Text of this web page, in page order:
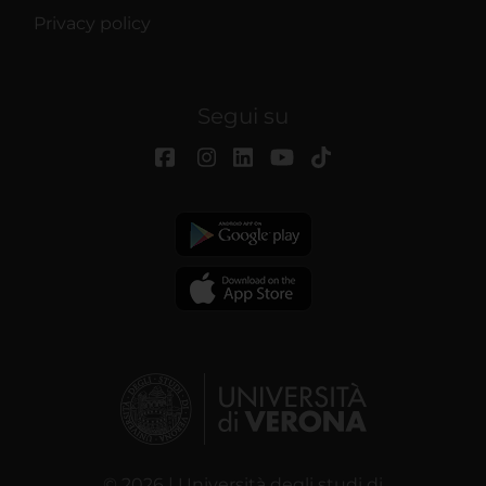
Privacy policy
Segui su